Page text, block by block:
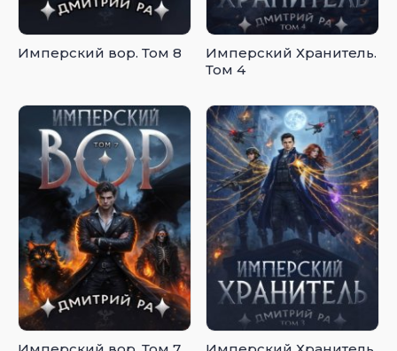
Имперский вор. Том 8
Имперский Хранитель.
Том 4